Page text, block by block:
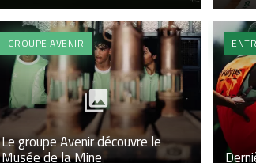
GROUPE AVENIR
Le groupe Avenir découvre le
Musée de la Mine